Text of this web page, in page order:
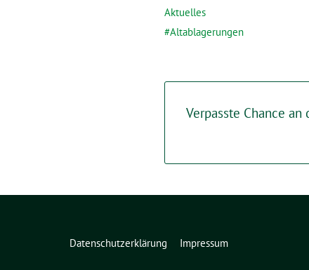
Aktuelles
Altablagerungen
Verpasste Chance
Datenschutzerklärung Impressum